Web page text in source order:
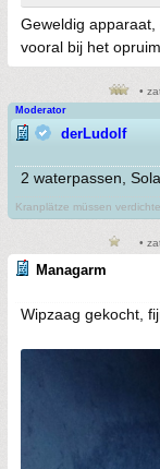
Geweldig apparaat,
vooral bij het
•
Moderator
derLudolf
2 waterpassen,
Kranplätze müssen
•
Managarm
Wipzaag gekocht,